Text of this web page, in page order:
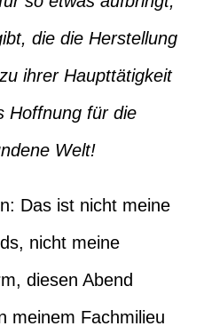
die die Herstellung
ihrer Haupttätigkeit
Hoffnung für die
Welt!
Das ist nicht meine
nicht meine
diesen Abend
meinem Fachmilieu